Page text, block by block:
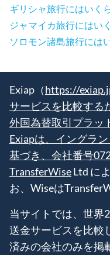
ギリシャ旅行にはいく
ジャマイカ旅行にはい
ソロモン諸島旅行には
Exiap（https://
サービスを比較する
外国為替取引プラッ
Exiapは、イングラ
基づき、会社番号
TransferWiseLtd に
お、Wiseは
当サイトでは、世界
送金サービスを比較
済みの会社のみを掲